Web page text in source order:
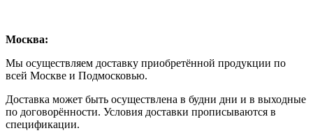
Москва:
Мы осуществляем доставку приобретённой продукции по
всей Москве и Подмосковью.
Доставка может быть осуществлена в будни дни и в выходные
по договорённости. Условия доставки прописываются в
спецификации.